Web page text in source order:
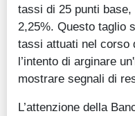
tassi di 25 punti
2,25%. Questo taglio
tassi attuati nel corso
l’intento di arginare
mostrare segnali di
L’attenzione della